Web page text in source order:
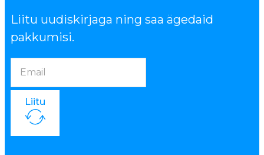
Liitu uudiskirjaga ning saa ägedaid
pakkumisi.
Liitu